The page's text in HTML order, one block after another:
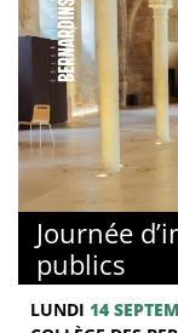
Journée
publics
LUNDI 14